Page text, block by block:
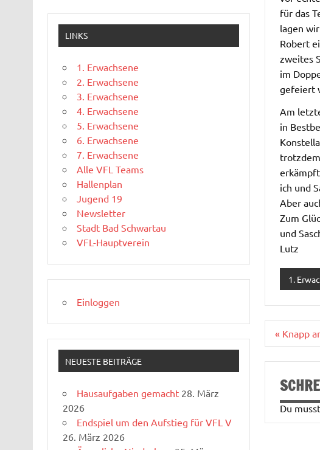
für das
lagen
Robert
zweites
im
gefeiert
Am
in
ich und
Aber
Zum
und
Lutz
1.
« Knapp
Du musst
LINKS
1. Erwachsene
2. Erwachsene
3. Erwachsene
4. Erwachsene
5. Erwachsene
6. Erwachsene
7. Erwachsene
Alle VFL Teams
Hallenplan
Jugend 19
Newsletter
Stadt Bad Schwartau
VFL-Hauptverein
Einloggen
NEUESTE BEITRÄGE
Hausaufgaben gemacht 28. März
2026
Endspiel um den Aufstieg für VFL V
26. März 2026